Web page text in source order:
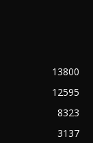
13800
12595
8323
3137